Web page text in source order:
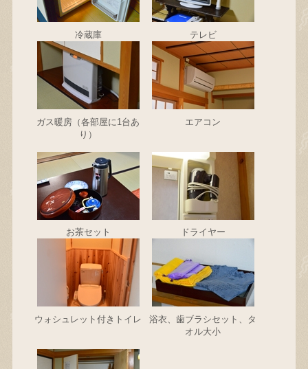
冷蔵庫 テレビ
ガス暖房（各部屋に1台あ
り）
エアコン
お茶セット ドライヤー
ウォシュレット付きトイレ
浴衣、歯ブラシセット、タ
オル大小